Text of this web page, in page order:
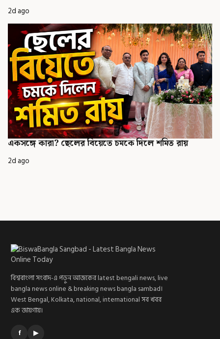
2d ago
একসঙ্গে কারা? ছেলের বিয়েতে চমকে দিলে শমিত রায়
2d ago
বিশ্ববাংলা সংবাদ-এ পড়ুন আজকের latest bengali news, live
bangla news online & breaking news bangla sambad।
West Bengal, Kolkata, national, international সব খবর
এক জায়গায়।
f ▶